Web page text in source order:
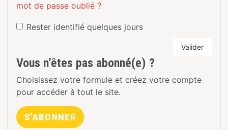
mot de passe oublié ?
Rester identifié quelques jours
Valider
Vous n’êtes pas abonné(e) ?
Choisissez votre formule et créez votre compte
pour accéder à tout le site.
S’ABONNER